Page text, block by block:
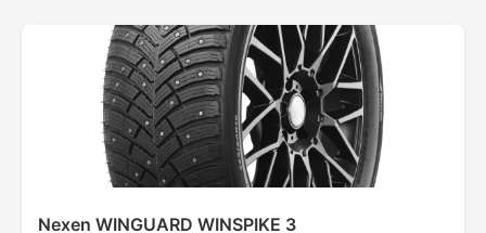
Nexen WINGUARD WINSPIKE 3